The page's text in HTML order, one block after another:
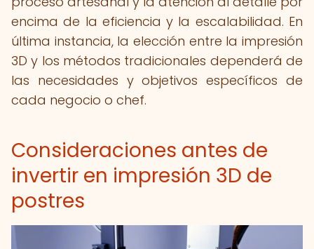
encima de la eficiencia y la escalabilidad. En
última instancia, la elección entre la impresión
3D y los métodos tradicionales dependerá de
las necesidades y objetivos específicos de
cada negocio o chef.
Consideraciones antes de
invertir en impresión 3D de
postres